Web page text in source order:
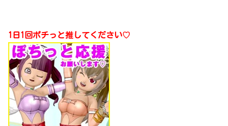
1日1回ポチっと推してください♡